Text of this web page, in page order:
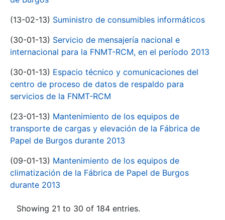
(13-02-13) Suministro de consumibles informáticos
(30-01-13) Servicio de mensajería nacional e
internacional para la FNMT-RCM, en el período 2013
(30-01-13) Espacio técnico y comunicaciones del
centro de proceso de datos de respaldo para
servicios de la FNMT-RCM
(23-01-13) Mantenimiento de los equipos de
transporte de cargas y elevación de la Fábrica de
Papel de Burgos durante 2013
(09-01-13) Mantenimiento de los equipos de
climatización de la Fábrica de Papel de Burgos
durante 2013
Showing 21 to 30 of 184 entries.